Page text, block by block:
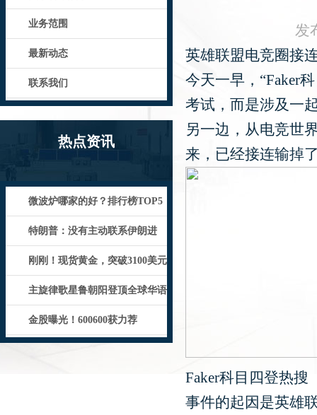
业务范围
最新动态
联系我们
热点资讯
微波炉哪家的好？排行榜TOP5
机型实测一览，选购必看！_设计
特朗普：没有主动联系伊朗进
行“和平谈判”，“没什么心情”！
刚刚！现货黄金，突破3100美元
主旋律歌星鲁朝阳登顶全球华语
流行音乐金曲榜50冠王
金股曝光！600600获力荐
发
英雄联盟电竞圈接
今天一早，“Faker
考试，而是涉及一
另一边，从电竞世
来，已经接连输掉
Faker科目四登热搜
事件的起因是英雄